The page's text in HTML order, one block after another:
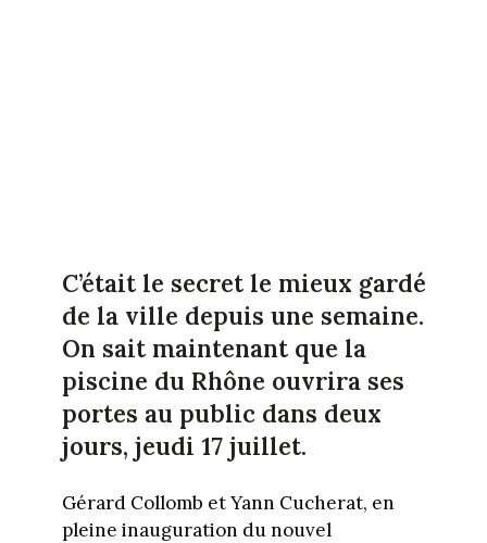
C’était le secret le mieux gardé
de la ville depuis une semaine.
On sait maintenant que la
piscine du Rhône ouvrira ses
portes au public dans deux
jours, jeudi 17 juillet.
Gérard Collomb et Yann Cucherat, en
pleine inauguration du nouvel